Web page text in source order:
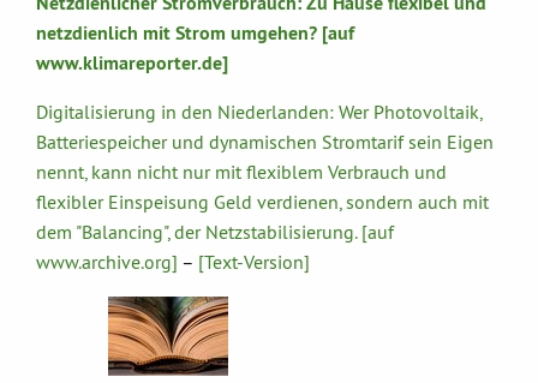
netzdienlich mit Strom umgehen? [auf
www.klimareporter.de]
Digitalisierung in den Niederlanden: Wer Photovoltaik,
Batteriespeicher und dynamischen Stromtarif sein Eigen
nennt, kann nicht nur mit flexiblem Verbrauch und
flexibler Einspeisung Geld verdienen, sondern auch mit
dem "Balancing", der Netzstabilisierung. [auf
www.archive.org] – [Text-Version]